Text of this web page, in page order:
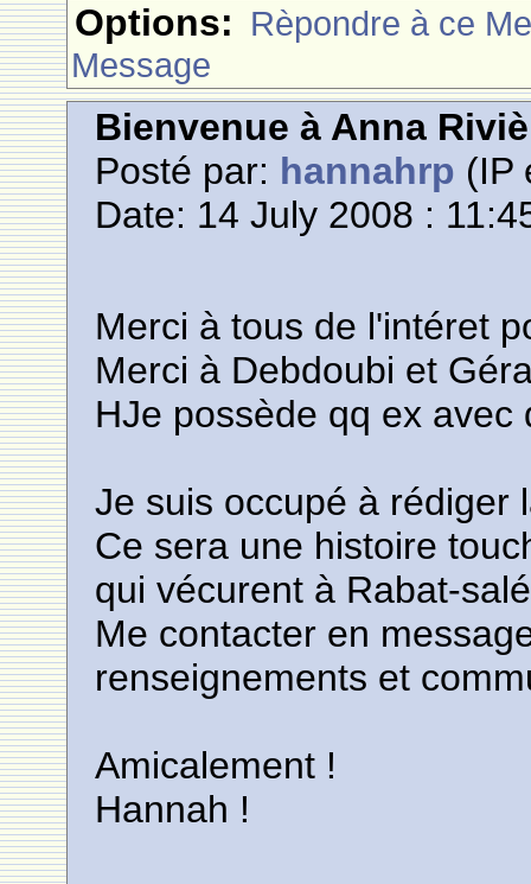
Options: Rèpondre à ce
Message
Bienvenue à Anna
Posté par: hannahrp (IP
Date: 14 July 2008 :
Merci à tous de l'intéret
Merci à Debdoubi et
HJe possède qq ex avec
Je suis occupé à rédiger
Ce sera une histoire
qui vécurent à Rabat-
Me contacter en
renseignements et
Amicalement !
Hannah !